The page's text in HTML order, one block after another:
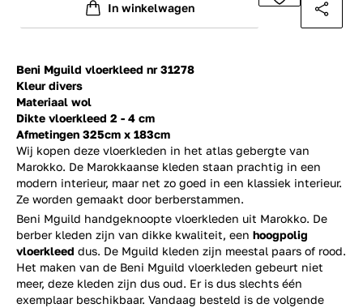
Beni Mguild vloerkleed nr 31278
Kleur divers
Materiaal wol
Dikte vloerkleed 2 - 4 cm
Afmetingen 325cm x 183cm
Wij kopen deze vloerkleden in het atlas gebergte van
Marokko. De Marokkaanse kleden staan prachtig in een
modern interieur, maar net zo goed in een klassiek interieur.
Ze worden gemaakt door berberstammen.
In winkelwagen
Beni Mguild handgeknoopte vloerkleden uit Marokko. De
berber kleden zijn van dikke kwaliteit, een hoogpolig
vloerkleed dus. De Mguild kleden zijn meestal paars of rood.
Het maken van de Beni Mguild vloerkleden gebeurt niet
meer, deze kleden zijn dus oud. Er is dus slechts één
exemplaar beschikbaar. Vandaag besteld is de volgende